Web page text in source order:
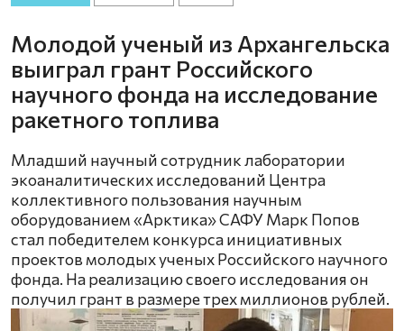
Молодой ученый из Архангельска
выиграл грант Российского
научного фонда на исследование
ракетного топлива
Младший научный сотрудник лаборатории
экоаналитических исследований Центра
коллективного пользования научным
оборудованием «Арктика» САФУ Марк Попов
стал победителем конкурса инициативных
проектов молодых ученых Российского научного
фонда. На реализацию своего исследования он
получил грант в размере трех миллионов рублей.